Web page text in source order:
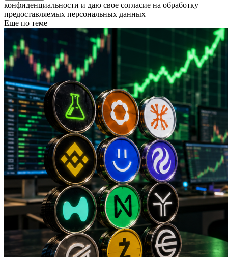
конфиденциальности и даю свое согласие на обработку
предоставляемых персональных данных
Еще по теме